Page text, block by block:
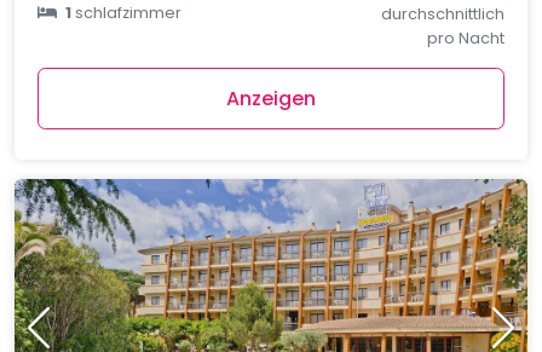
1schlafzimmer
durchschnittlich
pro Nacht
Anzeigen